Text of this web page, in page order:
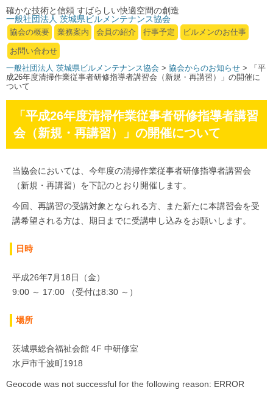
確かな技術と信頼 すばらしい快適空間の創造
一般社団法人 茨城県ビルメンテナンス協会
協会の概要 業務案内 会員の紹介 行事予定 ビルメンのお仕事
お問い合わせ
一般社団法人 茨城県ビルメンテナンス協会 > 協会からのお知らせ > 「平
成26年度清掃作業従事者研修指導者講習会（新規・再講習）」の開催に
ついて
「平成26年度清掃作業従事者研修指導者講習
会（新規・再講習）」の開催について
当協会においては、今年度の清掃作業従事者研修指導者講習会
（新規・再講習）を下記のとおり開催します。
今回、再講習の受講対象となられる方、また新たに本講習会を受
講希望される方は、期日までに受講申し込みをお願いします。
日時
平成26年7月18日（金）
9:00 ～ 17:00 （受付は8:30 ～）
場所
茨城県総合福祉会館 4F 中研修室
水戸市千波町1918
Geocode was not successful for the following reason: ERROR